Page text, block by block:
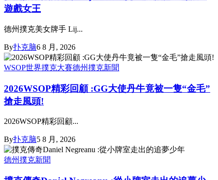
遊戲女王
德州撲克美女牌手 Lij...
By扑克脑6 8 月, 2026
WSOP世界撲克大賽德州撲克新聞
2026WSOP精彩回顧 :GG大使丹牛竟被一隻“金毛”
搶走風頭!
2026WSOP精彩回顧...
By扑克脑5 8 月, 2026
德州撲克新聞